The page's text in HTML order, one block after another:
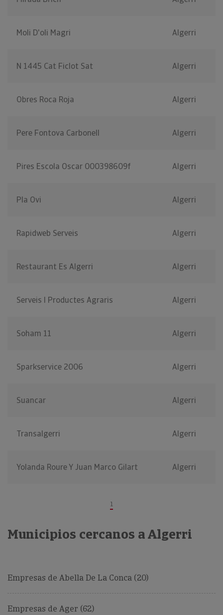
Moli D'oli Magri Algerri
N 1445 Cat Ficlot Sat Algerri
Obres Roca Roja Algerri
Pere Fontova Carbonell Algerri
Pires Escola Oscar 000398609f Algerri
Pla Ovi Algerri
Rapidweb Serveis Algerri
Restaurant Es Algerri Algerri
Serveis I Productes Agraris Algerri
Soham 11 Algerri
Sparkservice 2006 Algerri
Suancar Algerri
Transalgerri Algerri
Yolanda Roure Y Juan Marco Gilart Algerri
1
Municipios cercanos a Algerri
Empresas de Abella De La Conca (20)
Empresas de Ager (62)